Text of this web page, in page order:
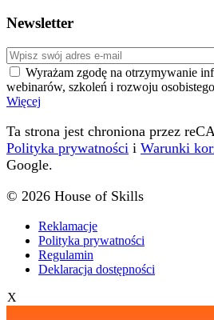
Newsletter
Wyrażam zgodę na otrzymywanie
webinarów, szkoleń i rozwoju
Więcej
Ta strona jest chroniona przez
Polityka prywatności i Warunki
Google.
© 2026 House of Skills
Reklamacje
Polityka prywatności
Regulamin
Deklaracja dostępności
X